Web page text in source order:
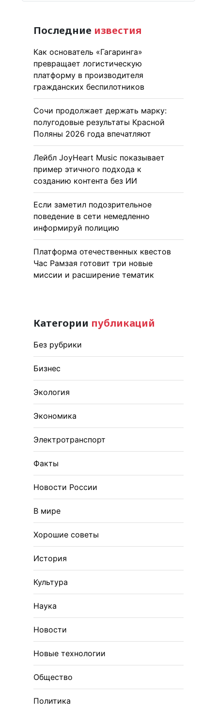
Последние известия
Как основатель «Гагаринга»
превращает логистическую
платформу в производителя
гражданских беспилотников
Сочи продолжает держать марку:
полугодовые результаты Красной
Поляны 2026 года впечатляют
Лейбл JoyHeart Music показывает
пример этичного подхода к
созданию контента без ИИ
Если заметил подозрительное
поведение в сети немедленно
информируй полицию
Платформа отечественных квестов
Час Рамзая готовит три новые
миссии и расширение тематик
Категории публикаций
Без рубрики
Бизнес
Экология
Экономика
Электротранспорт
Факты
Новости России
В мире
Хорошие советы
История
Культура
Наука
Новости
Новые технологии
Общество
Политика